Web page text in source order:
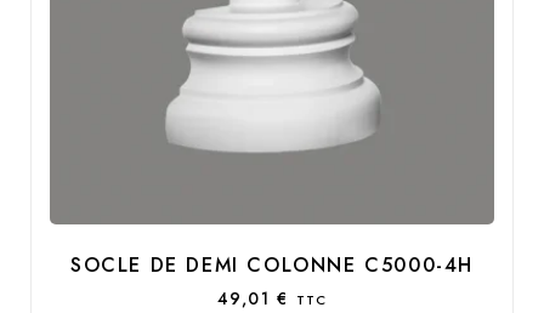
SOCLE DE DEMI COLONNE C5000-4H
49,01€ TTC